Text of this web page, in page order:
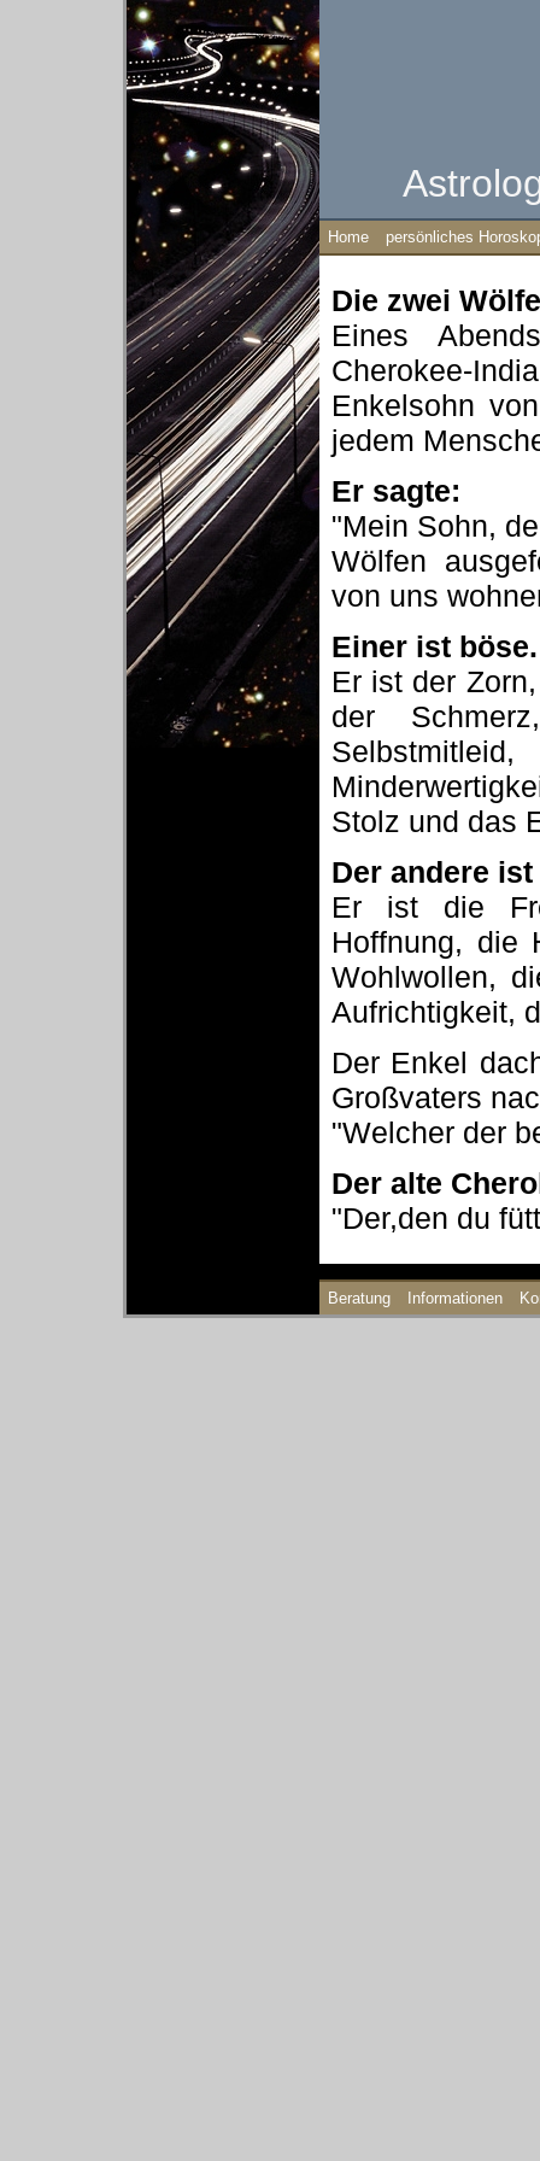
Home persönliches
Die zwei Wölfe
Eines
Enkelsohn
jedem
Er sagte:
"Mein Sohn,
Wölfen
von uns
Einer ist böse.
Er ist der
der
Stolz und das
Der andere
Er ist die
Hoffnung, die
Wohlwollen,
Aufrichtigkeit,
Der Enkel
Großvaters
"Welcher der
Der alte
"Der,den du
Beratung Informationen